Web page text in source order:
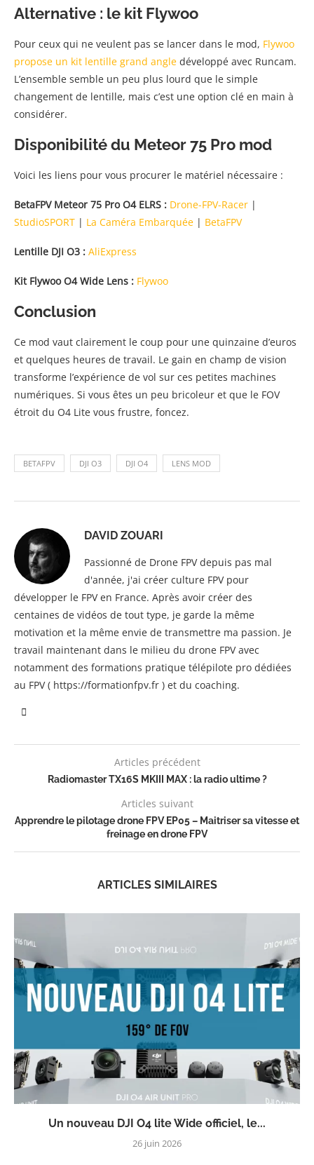
Alternative : le kit Flywoo
Pour ceux qui ne veulent pas se lancer dans le mod, Flywoo
propose un kit lentille grand angle développé avec Runcam.
L’ensemble semble un peu plus lourd que le simple
changement de lentille, mais c’est une option clé en main à
considérer.
Disponibilité du Meteor 75 Pro mod
Voici les liens pour vous procurer le matériel nécessaire :
BetaFPV Meteor 75 Pro O4 ELRS : Drone-FPV-Racer |
StudioSPORT | La Caméra Embarquée | BetaFPV
Lentille DJI O3 : AliExpress
Kit Flywoo O4 Wide Lens : Flywoo
Conclusion
Ce mod vaut clairement le coup pour une quinzaine d’euros
et quelques heures de travail. Le gain en champ de vision
transforme l’expérience de vol sur ces petites machines
numériques. Si vous êtes un peu bricoleur et que le FOV
étroit du O4 Lite vous frustre, foncez.
BETAFPV DJI O3 DJI O4 LENS MOD
DAVID ZOUARI
Passionné de Drone FPV depuis pas mal
d'année, j'ai créer culture FPV pour
développer le FPV en France. Après avoir créer des
centaines de vidéos de tout type, je garde la même
motivation et la même envie de transmettre ma passion. Je
travail maintenant dans le milieu du drone FPV avec
notamment des formations pratique télépilote pro dédiées
au FPV ( https://formationfpv.fr ) et du coaching.
Articles précédent
Radiomaster TX16S MKIII MAX : la radio ultime ?
Articles suivant
Apprendre le pilotage drone FPV EP05 – Maitriser sa vitesse et
freinage en drone FPV
ARTICLES SIMILAIRES
Un nouveau DJI O4 lite Wide officiel, le...
26 juin 2026